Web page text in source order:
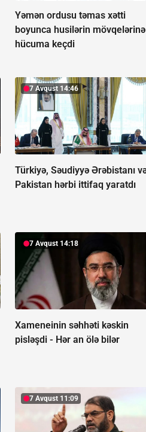
Yəmən ordusu təmas xətti
boyunca husilərin mövqelərinə
hücuma keçdi
7 Avqust 14:46
Türkiyə, Səudiyyə Ərəbistanı
Pakistan hərbi ittifaq yaratdı
7 Avqust 14:18
Xameneinin səhhəti kəskin
pisləşdi - Hər an ölə bilər
7 Avqust 11:09